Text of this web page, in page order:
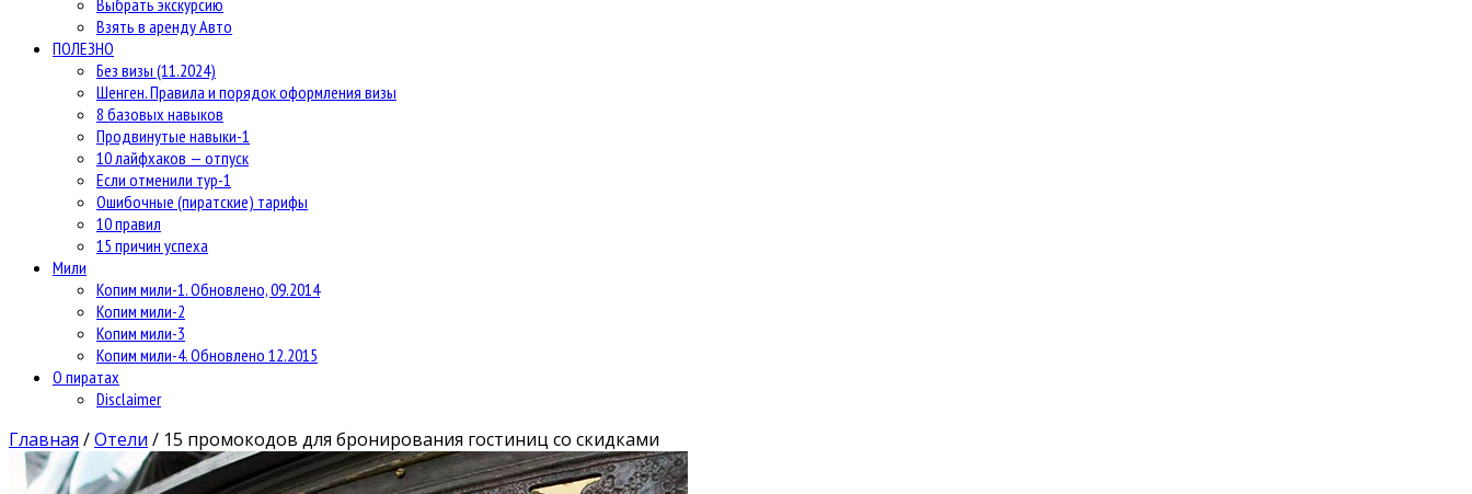
Взять в аренду Авто
ПОЛЕЗНО
Без визы (11.2024)
Шенген. Правила и порядок оформления визы
8 базовых навыков
Продвинутые навыки-1
10 лайфхаков — отпуск
Если отменили тур-1
Ошибочные (пиратские) тарифы
10 правил
15 причин успеха
Мили
Копим мили-1. Обновлено, 09.2014
Копим мили-2
Копим мили-3
Копим мили-4. Обновлено 12.2015
О пиратах
Disclaimer
Главная /Отели / 15 промокодов для бронирования гостиниц со скидками